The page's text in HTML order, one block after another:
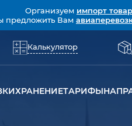
Организуем импорт
предложить Вам
Калькулятор
ХРАНЕНИЕТАРИФЫ